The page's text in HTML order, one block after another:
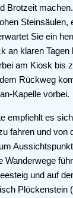
Brotzeit
Steinsäulen,
Sie ein
an klaren Tagen
am Kiosk bis
Rückweg
Kapelle vorbei.
empfiehlt es
fahren und von
Wanderwege
und auf
Plöckenstein